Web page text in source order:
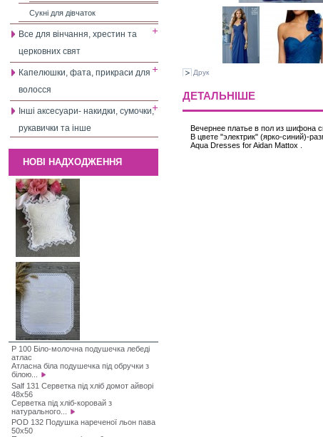
Сукні для дівчаток
Все для вінчання, хрестин та
церковних свят
Капелюшки, фата, прикраси для
волосся
Інші аксесуари- накидки, сумочки,
рукавички та інше
НОВІ НАДХОДЖЕННЯ
P 100 Біло-молочна подушечка лебеді
атлас
Атласна біла подушечка під обручки з
білою...
Salf 131 Серветка під хліб домот айворі
48х56
Серветка під хліб-коровай з
натурального...
POD 132 Подушка нареченої льон пава
50х50
Друк
ДЕТАЛЬНІШЕ
Вечернее платье в пол из шифона
В цвете "электрик" (ярко-синий)-
Aqua Dresses for Aidan Mattox .